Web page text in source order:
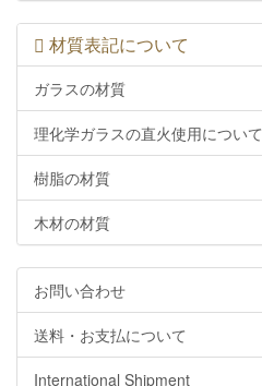
材質表記について
ガラスの材質
理化学ガラスの直火使用について
樹脂の材質
木材の材質
お問い合わせ
送料・お支払について
International Shipment